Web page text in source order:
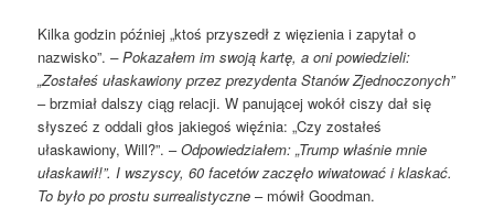
Kilka godzin później „ktoś przyszedł z więzienia i zapytał o
nazwisko”.– Pokazałem im swoją kartę, a oni powiedzieli:
„Zostałeś ułaskawiony przez prezydenta Stanów Zjednoczonych”
– brzmiał dalszy ciąg relacji. W panującej wokół ciszy dał się
słyszeć z oddali głos jakiegoś więźnia: „Czy zostałeś
ułaskawiony, Will?”. –Odpowiedziałem: „Trump właśnie mnie
ułaskawił!”. I wszyscy, 60 facetów zaczęło wiwatować i klaskać.
To było po prostu surrealistyczne – mówił Goodman.